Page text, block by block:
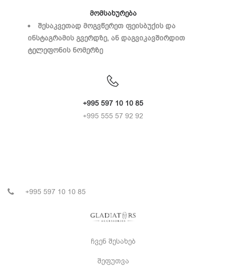
მომსახურება
შესაკვეთად მოგვწერეთ ფეისბუქის და
ინსტაგრამის გვერდზე, ან დაგვიკავშირდით
ტელეფონის ნომერზე
+995 597 10 10 85
+995 555 57 92 92
+995 597 10 10 85
ჩვენ შესახებ
შეფუთვა